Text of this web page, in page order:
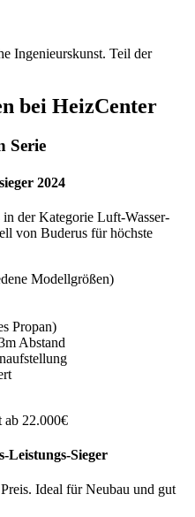
Ingenieurskunst. Teil der
bei HeizCenter
Serie
2024
in der Kategorie Luft-Wasser-
von Buderus für höchste
Modellgrößen)
Propan)
Abstand
ab 22.000€
Leistungs-Sieger
Ideal für Neubau und gut